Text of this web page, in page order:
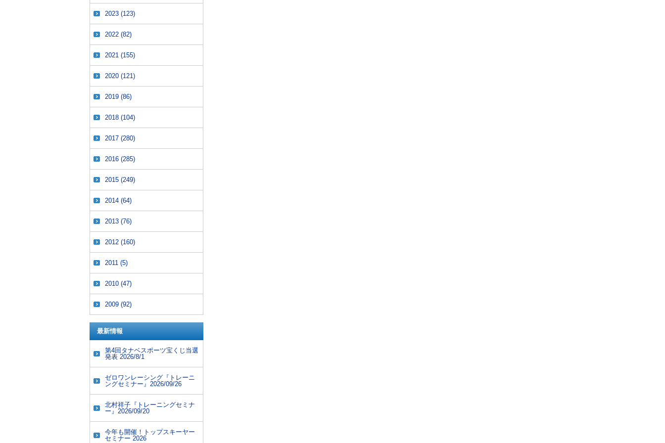
2023 (123)
2022 (82)
2021 (155)
2020 (121)
2019 (86)
2018 (104)
2017 (280)
2016 (285)
2015 (249)
2014 (64)
2013 (76)
2012 (160)
2011 (5)
2010 (47)
2009 (92)
最新情報
第4回タナベスポーツ宝くじ当選
発表 2026/8/1
ゼロワンレーシング『トレーニ
ングセミナー』2026/09/26
北村祥子『トレーニングセミナ
ー』2026/09/20
今年も開催！トップスキーヤー
セミナー 2026